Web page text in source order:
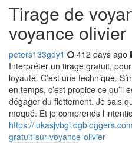
Tirage de
voyance olivier
peters133gdy1 412 days ago
Interpréter un tirage gratuit,
loyauté. C’est une technique.
en temps, c’est propice ce qu’il
dégager du flottement. Je sais
moqué. Et je comprends
https://
gratuit-sur-voyance-olivier